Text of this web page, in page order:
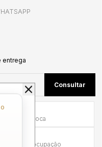
primeira troca
dias
sem preocupação